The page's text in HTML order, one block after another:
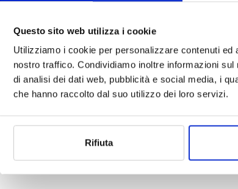
Questo sito web utilizza i cookie
Utilizziamo i cookie per personalizzare contenuti
nostro traffico. Condividiamo inoltre informazioni
di analisi dei dati web, pubblicità e social media, i
che hanno raccolto dal suo utilizzo dei loro servizi.
Rifiuta